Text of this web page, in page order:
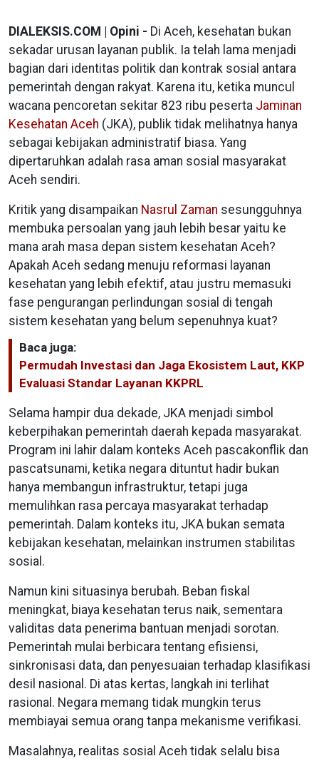
DIALEKSIS.COM | Opini - Di Aceh, kesehatan bukan
sekadar urusan layanan publik. Ia telah lama menjadi
bagian dari identitas politik dan kontrak sosial antara
pemerintah dengan rakyat. Karena itu, ketika muncul
wacana pencoretan sekitar 823 ribu peserta Jaminan
Kesehatan Aceh (JKA), publik tidak melihatnya hanya
sebagai kebijakan administratif biasa. Yang
dipertaruhkan adalah rasa aman sosial masyarakat
Aceh sendiri.
Kritik yang disampaikan Nasrul Zaman sesungguhnya
membuka persoalan yang jauh lebih besar yaitu ke
mana arah masa depan sistem kesehatan Aceh?
Apakah Aceh sedang menuju reformasi layanan
kesehatan yang lebih efektif, atau justru memasuki
fase pengurangan perlindungan sosial di tengah
sistem kesehatan yang belum sepenuhnya kuat?
Baca juga:
Permudah Investasi dan Jaga Ekosistem Laut, KKP
Evaluasi Standar Layanan KKPRL
Selama hampir dua dekade, JKA menjadi simbol
keberpihakan pemerintah daerah kepada masyarakat.
Program ini lahir dalam konteks Aceh pascakonflik dan
pascatsunami, ketika negara dituntut hadir bukan
hanya membangun infrastruktur, tetapi juga
memulihkan rasa percaya masyarakat terhadap
pemerintah. Dalam konteks itu, JKA bukan semata
kebijakan kesehatan, melainkan instrumen stabilitas
sosial.
Namun kini situasinya berubah. Beban fiskal
meningkat, biaya kesehatan terus naik, sementara
validitas data penerima bantuan menjadi sorotan.
Pemerintah mulai berbicara tentang efisiensi,
sinkronisasi data, dan penyesuaian terhadap klasifikasi
desil nasional. Di atas kertas, langkah ini terlihat
rasional. Negara memang tidak mungkin terus
membiayai semua orang tanpa mekanisme verifikasi.
Masalahnya, realitas sosial Aceh tidak selalu bisa